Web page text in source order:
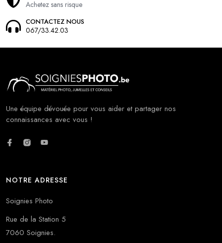
Achetez sans risque
CONTACTEZ NOUS
067/33.42.03
Une équipe dévouée pour vous aider et partager nos
connaissances avec vous !
NOTRE ADRESSE
Soignies Photo
Rue de la Station 5
7060 Soignies.